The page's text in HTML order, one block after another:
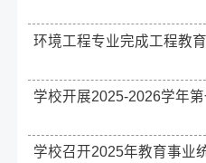
环境工程专业完成工程教
学校开展2025-2026学年
学校召开2025年教育事业